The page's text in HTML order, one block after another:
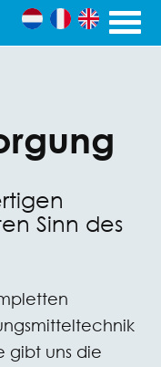
Sinn des
gibt uns die